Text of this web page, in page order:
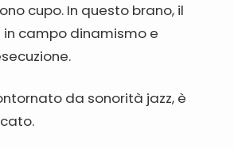
cupo. In questo brano, il
campo dinamismo e
da sonorità jazz, è